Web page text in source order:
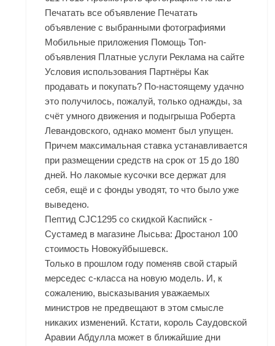
Печатать все объявление Печатать
объявление с выбранными фотографиями
Мобильные приложения Помощь Топ-
объявления Платные услуги Реклама на сайте
Условия использования Партнёры Как
продавать и покупать? По-настоящему удачно
это получилось, пожалуй, только однажды, за
счёт умного движения и подыгрыша Роберта
Левандовского, однако момент был упущен.
Причем максимальная ставка устанавливается
при размещении средств на срок от 15 до 180
дней. Но лакомые кусочки все держат для
себя, ещё и с фонды уводят, то что было уже
выведено.
Пептид CJC1295 со скидкой Каспийск -
Сустамед в магазине Лысьва: Дростанол 100
стоимость Новокуйбышевск.
Только в прошлом году поменяв свой старый
мерседес с-класса на новую модель. И, к
сожалению, высказывания уважаемых
министров не предвещают в этом смысле
никаких изменений. Кстати, король Саудовской
Аравии Абдулла может в ближайшие дни